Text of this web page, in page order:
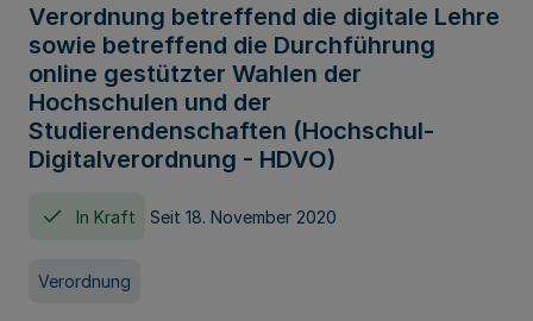
Verordnung betreffend die digitale Lehre
sowie betreffend die Durchführung
online gestützter Wahlen der
Hochschulen und der
Studierendenschaften (Hochschul-
Digitalverordnung - HDVO)
In Kraft Seit 18. November 2020
Verordnung